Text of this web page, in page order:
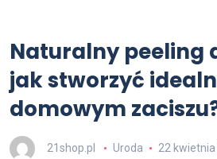
Naturalny peeling
jak stworzyć
domowym
21shop.pl Uroda 22